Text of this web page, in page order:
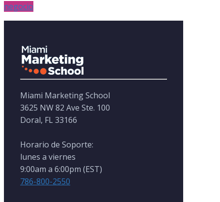
negocio
Miami Marketing School
3625 NW 82 Ave Ste. 100
Doral, FL 33166
Horario de Soporte:
lunes a viernes
9:00am a 6:00pm (EST)
786-800-2550